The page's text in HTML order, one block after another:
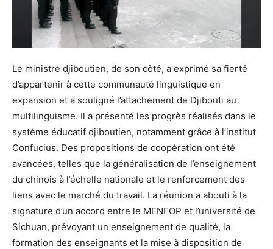
Le ministre djiboutien, de son côté, a exprimé sa fierté
d’appartenir à cette communauté linguistique en
expansion et a souligné l’attachement de Djibouti au
multilinguisme. Il a présenté les progrès réalisés dans le
système éducatif djiboutien, notamment grâce à l’institut
Confucius. Des propositions de coopération ont été
avancées, telles que la généralisation de l’enseignement
du chinois à l’échelle nationale et le renforcement des
liens avec le marché du travail. La réunion a abouti à la
signature d’un accord entre le MENFOP et l’université de
Sichuan, prévoyant un enseignement de qualité, la
formation des enseignants et la mise à disposition de